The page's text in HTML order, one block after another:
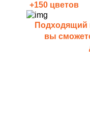
+150 цветов
Подходящий
вы